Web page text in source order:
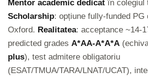
Mentor academic dedicat în colegiul
Scholarship: opțiune fully-funded PG
Oxford. Realitatea: acceptance ~14-
predicted grades A*AA-A*A*A
plus), test admitere obligatoriu
(ESAT/TMUA/TARA/LNAT/UCAT),